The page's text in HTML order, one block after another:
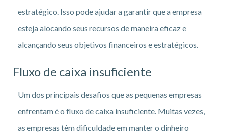
estratégico. Isso pode ajudar a garantir que a empresa
esteja alocando seus recursos de maneira eficaz e
alcançando seus objetivos financeiros e estratégicos.
Fluxo de caixa insuficiente
Um dos principais desafios que as pequenas empresas
enfrentam é o fluxo de caixa insuficiente. Muitas vezes,
as empresas têm dificuldade em manter o dinheiro